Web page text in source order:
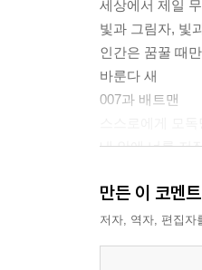
세상에서 제일
빛과 그림자, 빛
인간은 꿈꿀 때
바룬다 새
007과 배트맨
내 안에 너를 저
2부
진정한 하이테
만든 이 코멘트
저자, 역자, 편집자